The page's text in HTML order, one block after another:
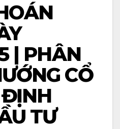
| PHÂN
CỔ
ĐỊNH
TƯ